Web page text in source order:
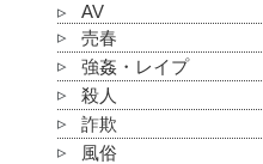
AV
売春
強姦・レイプ
殺人
詐欺
風俗